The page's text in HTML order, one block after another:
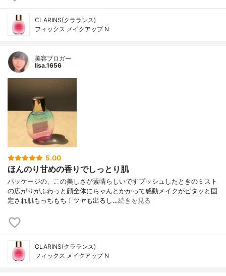
CLARINS(クラランス)
フィックス メイクアップ N
美容ブロガー
lisa.1656
5.00
ほんのり甘めの香りでしっとり肌
パッケージの、この美しさが素晴らしいですプッシュしたときのミスト
の広がりがふわっと顔全体にちゃんとかかって感動メイクがピタッと固
定され肌もっちもち！ツヤも出るし…続きを見る
CLARINS(クラランス)
フィックス メイクアップ N